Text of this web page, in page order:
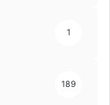
1
189